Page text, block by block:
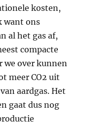
kosten,
want ons
al het gas af,
compacte
we over kunnen
meer CO2 uit
aardgas. Het
gaat dus nog